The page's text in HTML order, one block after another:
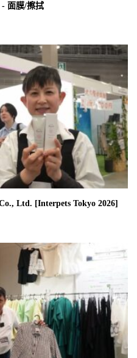
面膜/擦拭
Ltd. [Interpets Tokyo 2026]